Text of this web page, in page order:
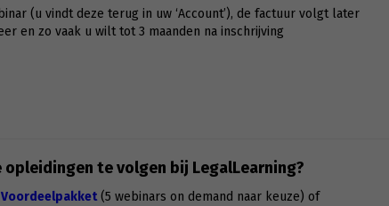
(u vindt deze terug in uw ‘Account’), de factuur volgt later
en zo vaak u wilt tot 3 maanden na inschrijving
opleidingen te volgen bij LegalLearning?
Voordeelpakket(5 webinars on demand naar keuze) of